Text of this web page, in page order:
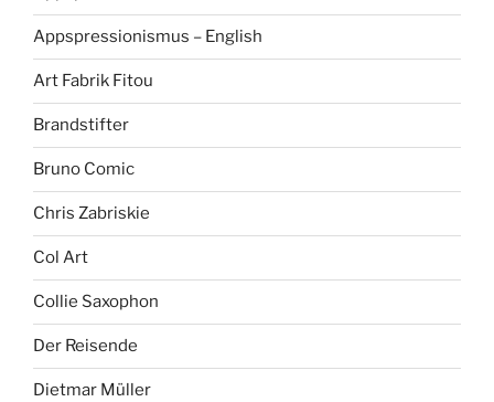
Appspressionismus – English
Art Fabrik Fitou
Brandstifter
Bruno Comic
Chris Zabriskie
Col Art
Collie Saxophon
Der Reisende
Dietmar Müller